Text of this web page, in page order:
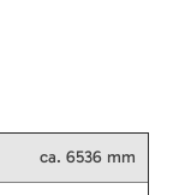
ca. 6536 mm